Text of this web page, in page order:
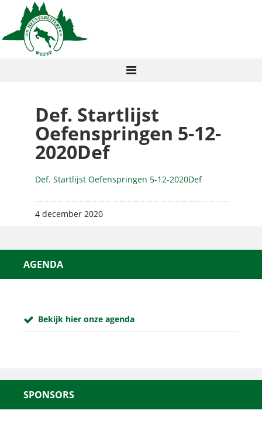
Def. Startlijst
Oefenspringen 5-12-
2020Def
Def. Startlijst Oefenspringen 5-12-2020Def
4 december 2020
AGENDA
Bekijk hier onze agenda
SPONSORS